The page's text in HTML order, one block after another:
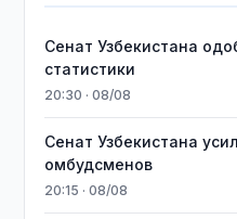
Сенат Узбекистана
статистики
20:30 · 08/08
Сенат Узбекистана
омбудсменов
20:15 · 08/08